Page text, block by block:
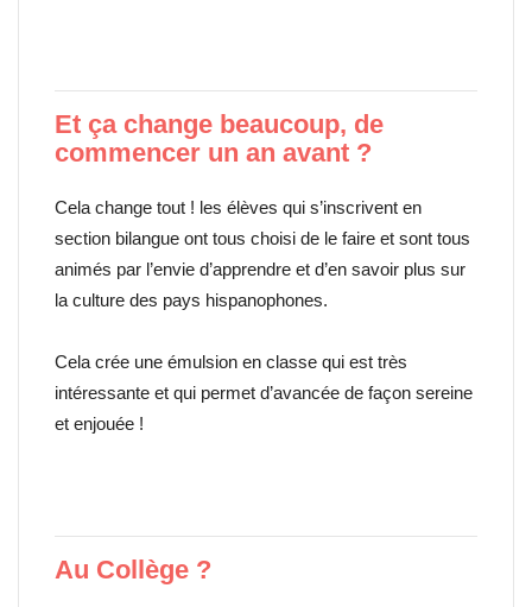
Et ça change beaucoup, de
commencer un an avant ?
Cela change tout ! les élèves qui s’inscrivent en
section bilangue ont tous choisi de le faire et sont tous
animés par l’envie d’apprendre et d’en savoir plus sur
la culture des pays hispanophones.
Cela crée une émulsion en classe qui est très
intéressante et qui permet d’avancée de façon sereine
et enjouée !
Au Collège ?